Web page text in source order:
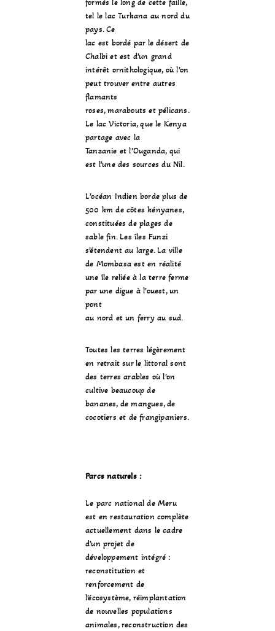
formés le long de cette faille,
tel lelac Turkana au nord du
pays. Ce
lac est bordé par ledésert de
Chalbi et est d’un grand
intérêt ornithologique, où l’on
peut trouver entre autres
flamants
roses,marabouts etpélicans.
Le lac Victoria, que le Kenya
partage avec la
Tanzanie et l’Ouganda, qui
est l’une des sources du Nil.
L’océan Indien borde plus de
500 km de côtes kényanes,
constituées de plages de
sable fin. Les îles Funzi
s’étendent au large. La ville
de Mombasa est en réalité
une île reliée à la terre ferme
par une digue à l’ouest, un
pont
au nord et un ferry au sud.
Toutes les terres légèrement
en retrait sur le littoral sont
des terres arables où l’on
cultive beaucoup de
bananes, demangues, de
cocotiers et defrangipaniers.
Parcs naturels :
Le parc national de Meru
est en restauration complète
actuellement dans le cadre
d’un projet de
développement intégré :
reconstitution et
renforcement de
l’écosystème, réimplantation
de nouvelles populations
animales, reconstruction des